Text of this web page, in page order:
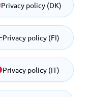
Privacy policy (DK)
Privacy policy (FI)
Privacy policy (IT)